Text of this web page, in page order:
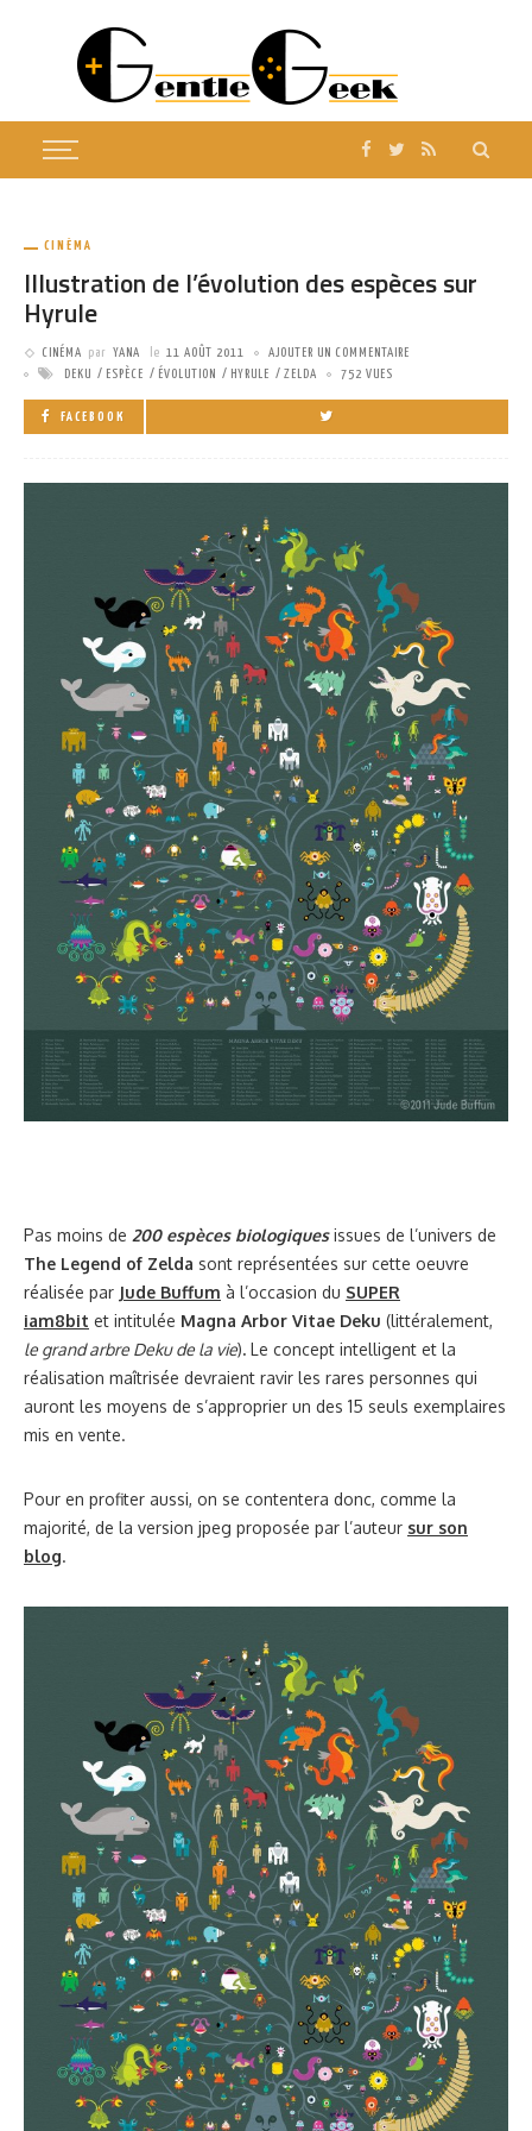
CINÉMA
Illustration de l’évolution des espèces sur
Hyrule
CINÉMA par YANA le 11 AOÛT 2011
AJOUTER UN COMMENTAIRE
DEKU
ESPÈCE ÉVOLUTION HYRULE ZELDA 752 VUES
FACEBOOK
Pas moins de 200 espèces biologiquesissues de l’univers de
The Legend of Zelda sont représentées sur cette oeuvre
réalisée par Jude Buffum à l’occasion du SUPER
iam8bit et intitulée Magna Arbor Vitae Deku (littéralement,
le grand arbre Deku de la vie). Le concept intelligent et la
réalisation maîtrisée devraient ravir les rares personnes qui
auront les moyens de s’approprier un des 15 seuls exemplaires
mis en vente.
Pour en profiter aussi, on se contentera donc, comme la
majorité, de la version jpeg proposée par l’auteur sur son
blog.